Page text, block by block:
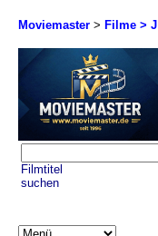
Moviemaster > Filme > J
Filmtitel
suchen